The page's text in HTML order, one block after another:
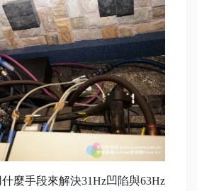
麼手段來解決31Hz凹陷與63Hz